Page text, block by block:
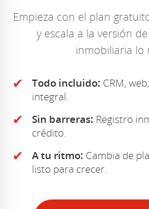
Empieza con el plan
y escala a la versión
inmobiliaria lo
✔ Todo incluido: CRM,
integral.
✔ Sin barreras: Registro
crédito.
✔ A tu ritmo: Cambia de
listo para crecer.